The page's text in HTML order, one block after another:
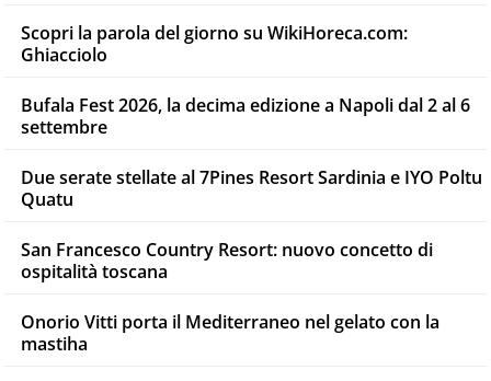
Scopri la parola del giorno su WikiHoreca.com:
Ghiacciolo
Bufala Fest 2026, la decima edizione a Napoli dal 2 al 6
settembre
Due serate stellate al 7Pines Resort Sardinia e IYO Poltu
Quatu
San Francesco Country Resort: nuovo concetto di
ospitalità toscana
Onorio Vitti porta il Mediterraneo nel gelato con la
mastiha